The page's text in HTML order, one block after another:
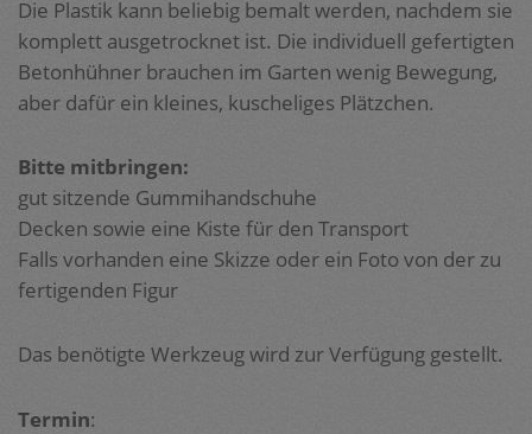
Die Plastik kann beliebig bemalt werden, nachdem sie
komplett ausgetrocknet ist. Die individuell gefertigten
Betonhühner brauchen im Garten wenig Bewegung,
aber dafür ein kleines, kuscheliges Plätzchen.
Bitte mitbringen:
gut sitzende Gummihandschuhe
Decken sowie eine Kiste für den Transport
Falls vorhanden eine Skizze oder ein Foto von der zu
fertigenden Figur
Das benötigte Werkzeug wird zur Verfügung gestellt.
Termin: